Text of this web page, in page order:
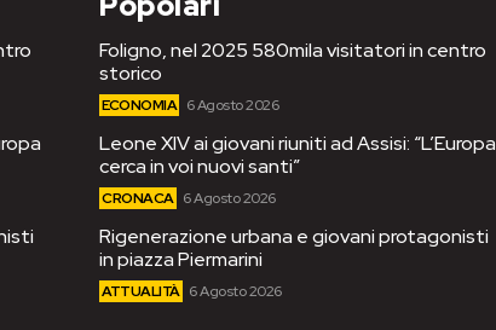
Foligno, nel 2025 580mila visitatori in centro
storico
ECONOMIA 6 Agosto 2026
Leone XIV ai giovani riuniti ad Assisi: “L’Europa
cerca in voi nuovi santi”
CRONACA 6 Agosto 2026
Rigenerazione urbana e giovani protagonisti
in piazza Piermarini
ATTUALITÀ 6 Agosto 2026